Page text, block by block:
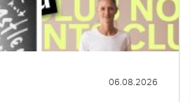
06.08.2026